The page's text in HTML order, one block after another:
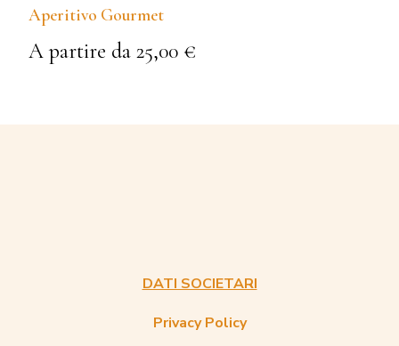
Prenota un tavolo
Aperitivo Gourmet
A partire da 25,00 €
DATI SOCIETARI
Privacy Policy